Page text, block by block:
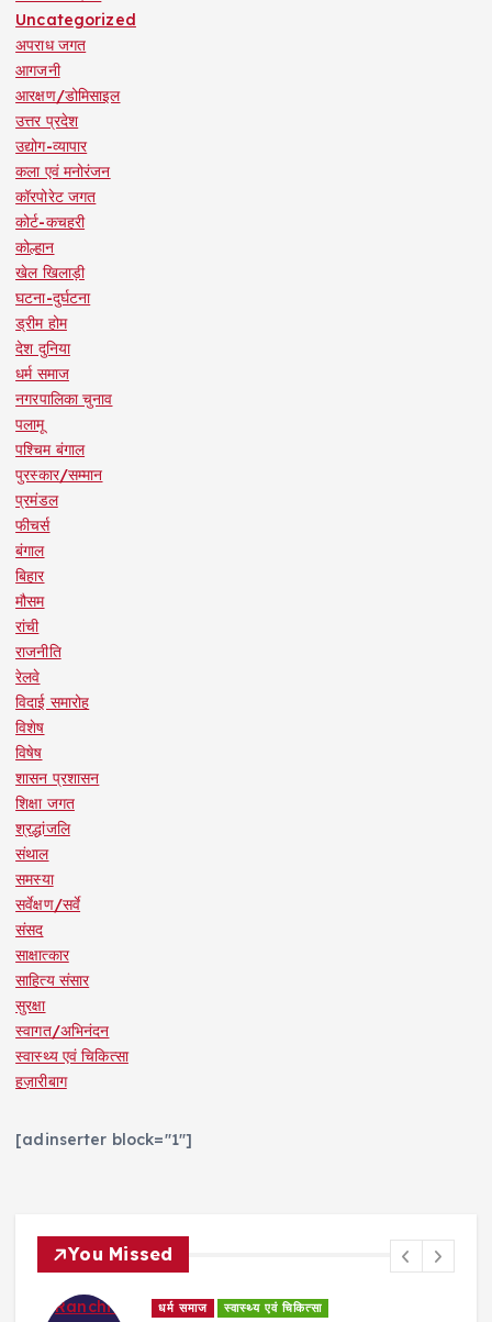
Uncategorized
अपराध जगत
आगजनी
आरक्षण/डोमिसाइल
उत्तर प्रदेश
उद्योग-व्यापार
कला एवं मनोरंजन
कॉरपोरेट जगत
कोर्ट-कचहरी
कोल्हान
खेल खिलाड़ी
घटना-दुर्घटना
ड्रीम होम
देश दुनिया
धर्म समाज
नगरपालिका चुनाव
पलामू
पश्चिम बंगाल
पुरस्कार/सम्मान
प्रमंडल
फीचर्स
बंगाल
बिहार
मौसम
रांची
राजनीति
रेलवे
विदाई समारोह
विशेष
विषेष
शासन प्रशासन
शिक्षा जगत
श्रद्धांजलि
संथाल
समस्या
सर्वेक्षण/सर्वे
संसद
साक्षात्कार
साहित्य संसार
सुरक्षा
स्वागत/अभिनंदन
स्वास्थ्य एवं चिकित्सा
हज़ारीबाग
[adinserter block="1"]
You Missed
धर्म समाज स्वास्थ्य एवं चिकित्सा